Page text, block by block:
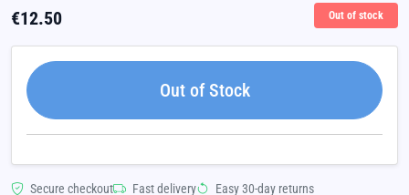
€12.50 Out of stock
Out of Stock
Secure checkout Fast delivery Easy 30-day returns